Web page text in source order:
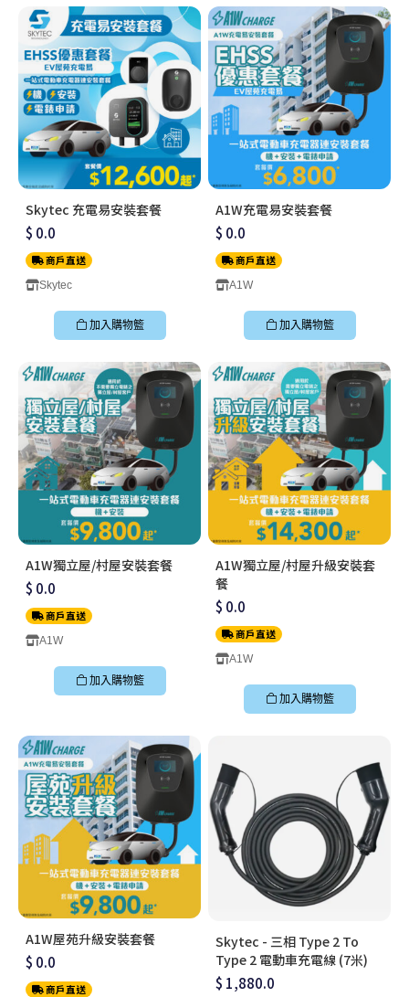
Skytec 充電易安裝套餐
$ 0.0
商戶直送
Skytec
加入購物籃
A1W充電易安裝套餐
$ 0.0
商戶直送
A1W
加入購物籃
A1W獨立屋/村屋安裝套餐
$ 0.0
商戶直送
A1W
加入購物籃
A1W獨立屋/村屋升級安裝套
餐
$ 0.0
商戶直送
A1W
加入購物籃
A1W屋苑升級安裝套餐
$ 0.0
商戶直送
Skytec - 三相 Type 2 To
Type 2 電動車充電線 (7米)
$ 1,880.0